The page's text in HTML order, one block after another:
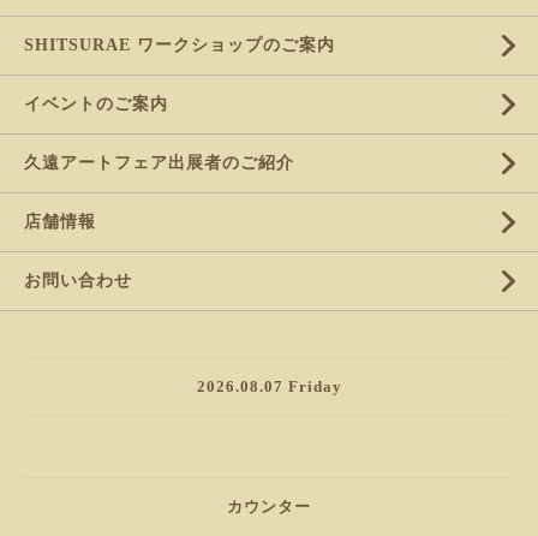
SHITSURAE ワークショップのご案内
イベントのご案内
久遠アートフェア出展者のご紹介
店舗情報
お問い合わせ
2026.08.07 Friday
カウンター